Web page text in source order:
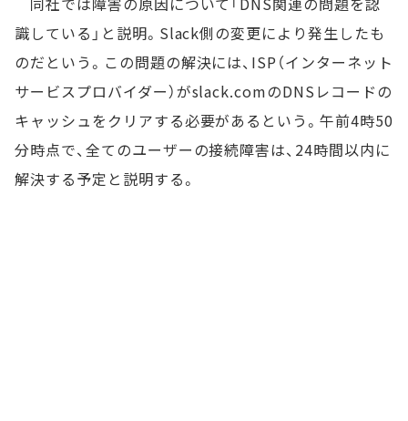
識している」と説明。Slack側の変更により発生したも
のだという。この問題の解決には、ISP（インターネット
サービスプロバイダー）がslack.comのDNSレコードの
キャッシュをクリアする必要があるという。午前4時50
分時点で、全てのユーザーの接続障害は、24時間以内に
解決する予定と説明する。